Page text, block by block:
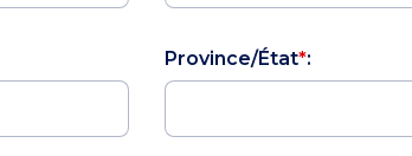
Province/État*: